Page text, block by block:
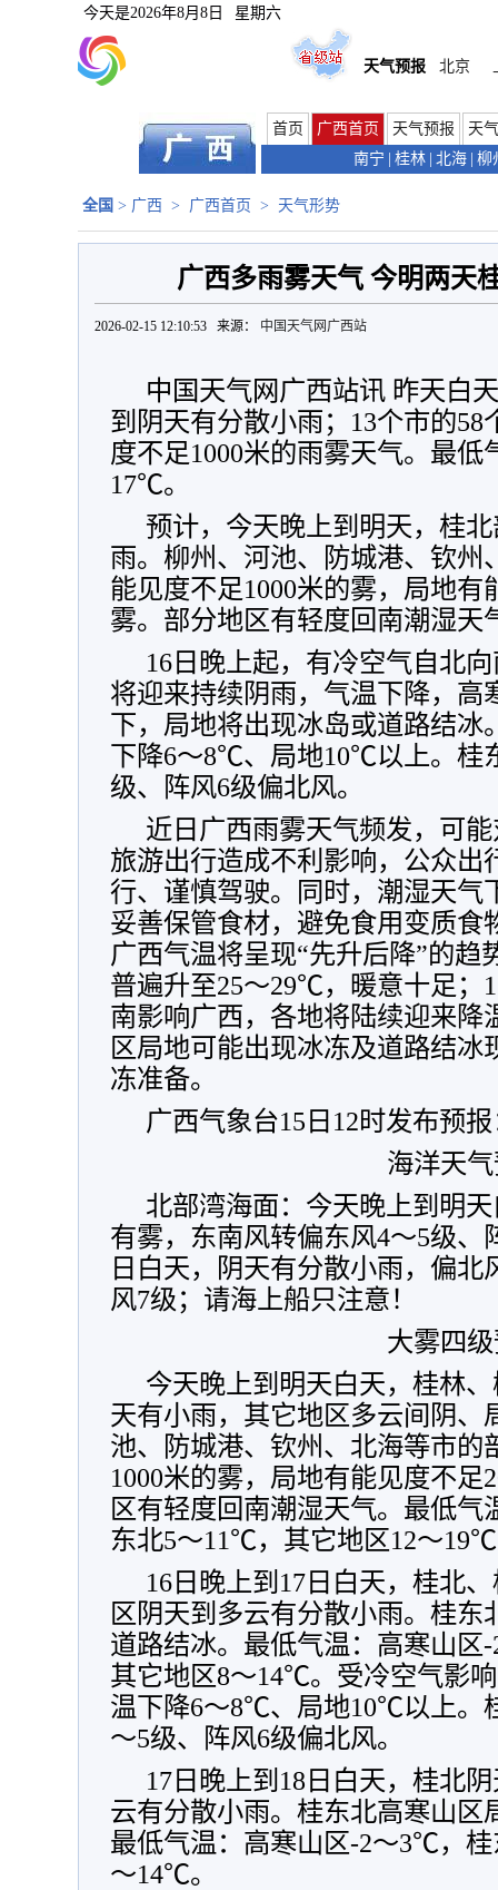
今天是2026年8月8日 星期六
天气预报 北京
首页 广西首页 天气预报
天
南宁
桂林 北海 柳
全国 > 广西 > 广西首页 > 天气形势
广西多雨雾天气 今明两天
2026-02-15 12:10:53 来源： 中国天气网广西站
中国天气网广西站讯 昨天白
到阴天有分散小雨；13个市的
度不足1000米的雨雾天气。最低
17℃。
预计，今天晚上到明天，桂
雨。 柳州、河池、防城港、钦州
能见度不足1000米的雾，局地有
雾。部分地区有轻度回南潮湿天
16日晚上起，有冷空气自北
将迎来持续阴雨，气温下降，高
下，局地将出现冰岛或道路结冰
下降6～8℃、局地10℃以上。桂
级、阵风6级偏北风。
近日广西雨雾天气频发，可
旅游出行造成不利影响，公众出
行、谨慎驾驶。同时，潮湿天气
妥善保管食材，避免食用变质食
广西气温将呈现“先升后降”的趋
普遍升至25～29℃，暖意十足；
南影响广西，各地将陆续迎来降
区局地可能出现冰冻及道路结冰
冻准备。
广西气象台15日12时发布预
海洋天
北部湾海面：今天晚上到明
有雾，东南风转偏东风4～5级、
日白天，阴天有分散小雨，偏北
风7级；请海上船只注意！
大雾四
今天晚上到明天白天，桂林
天有小雨，其它地区多云间阴、
池、防城港、钦州、北海等市的
1000米的雾，局地有能见度不足
区有轻度回南潮湿天气。最低
东北5～11℃，其它地区12～
16日晚上到17日白天，桂北
区阴天到多云有分散小雨。桂东
道路结冰。最低气温：高寒山
其它地区8～14℃。受冷空气影
温下降6～8℃、局地10℃以上。
～5级、阵风6级偏北风。
17日晚上到18日白天，桂北
云有分散小雨。桂东北高寒山区
最低气温：高寒山区-2～3℃，
～14℃。